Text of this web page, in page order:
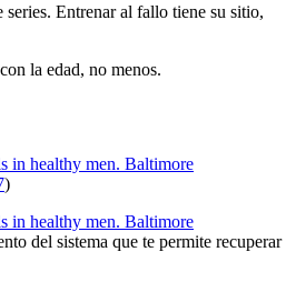
series. Entrenar al fallo tiene su sitio,
la edad, no menos.
in healthy men. Baltimore
)
in healthy men. Baltimore
del sistema que te permite recuperar